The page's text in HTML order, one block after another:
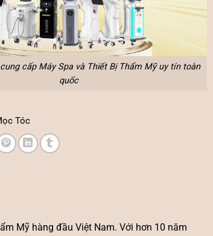
cấp Máy Spa và Thiết Bị Thẩm Mỹ uy tín toàn
quốc
Tóc
Mỹ hàng đầu Việt Nam. Với hơn 10 năm